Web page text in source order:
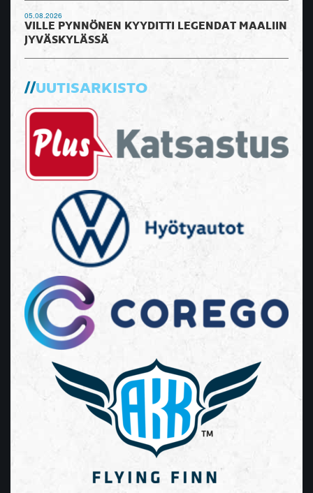
05.08.2026
VILLE PYNNÖNEN KYYDITTI LEGENDAT MAALIIN
JYVÄSKYLÄSSÄ
UUTISARKISTO